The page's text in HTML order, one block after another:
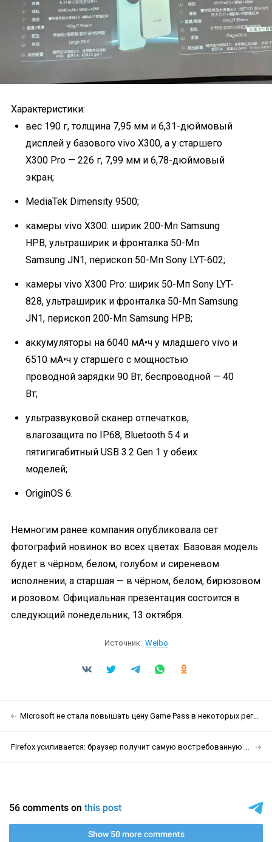
Характеристики:
вес 190 г, толщина 7,95 мм и 6,31-дюймовый
дисплей у базового vivo X300, а у старшего
X300 Pro — 226 г, 7,99 мм и 6,78-дюймовый
экран;
MediaTek Dimensity 9500;
камеры vivo X300: ширик 200-Мп Samsung
HPB, ультраширик и фронталка 50-Мп
Samsung JN1, перископ 50-Мп Sony LYT-602;
камеры vivo X300 Pro: ширик 50-Мп Sony LYT-
828, ультраширик и фронталка 50-Мп Samsung
JN1, перископ 200-Мп Samsung HPB;
аккумуляторы на 6040 мА•ч у младшего vivo и
6510 мА•ч у старшего с мощностью
проводной зарядки 90 Вт, беспроводной — 40
Вт;
ультразвуковой сканер отпечатков,
влагозащита по IP68, Bluetooth 5.4 и
пятигигабитный USB 3.2 Gen 1 у обеих
моделей;
OriginOS 6.
Немногим ранее компания опубликовала сет
фотографий новинок во всех цветах. Базовая модель
будет в чёрном, белом, голубом и сиреневом
исполнении, а старшая — в чёрном, белом, бирюзовом
и розовом. Официальная презентация состоится в
следующий понедельник, 13 октября.
Источник: Weibo
Microsoft не стала повышать цену Game Pass в некоторых регионах Европы и Азии
Firefox усиливается: браузер получит самую востребованную фишку среди удалёнщиков